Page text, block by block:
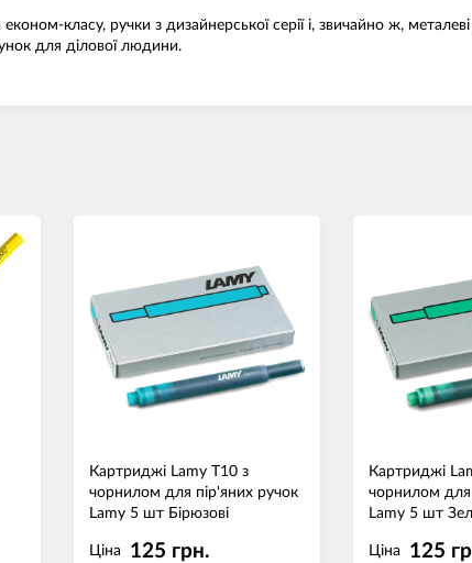
класу, ручки з дизайнерської серії і, звичайно ж,
для ділової людини.
Картриджі Lamy T10 з
чорнилом для пір'яних ручок
Lamy 5 шт Бірюзові
Ціна 125 грн.
Картриджі
чорнилом для
Lamy 5 шт
Ціна 125